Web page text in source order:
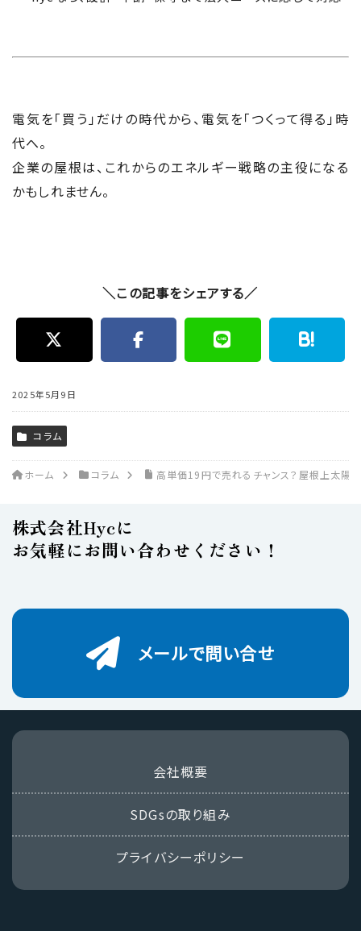
電気を「買う」だけの時代から、電気を「つくって得る」時
代へ。
企業の屋根は、これからのエネルギー戦略の主役になる
かもしれません。
＼この記事をシェアする／
2025年5月9日
コラム
ホーム コラム 高単価19円で売れるチャンス？屋根上太陽
株式会社Hycに
お気軽にお問い合わせください！
メールで問い合せ
会社概要
SDGsの取り組み
プライバシーポリシー